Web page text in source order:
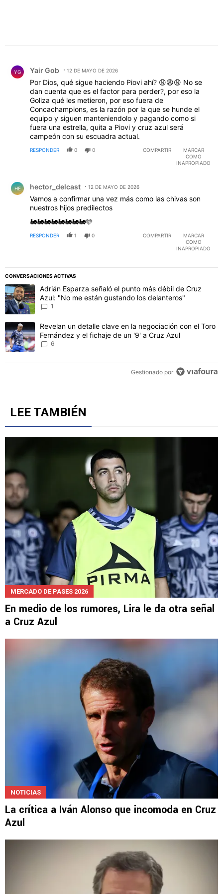
YG Yair Gob 12 DE MAYO DE 2026
Por Dios, qué sigue haciendo Piovi ahí? 😩😩😩 No se
dan cuenta que es el factor para perder?, por eso la
Goliza qué les metieron, por eso fuera de
Concachampions, es la razón por la que se hunde el
equipo y siguen manteniendolo y pagando como si
fuera una estrella, quita a Piovi y cruz azul será
campeón con su escuadra actual.
RESPONDER 0 0 COMPARTIR
MARCAR
COMO
INAPROPIADO
HE hector_delcast 12 DE MAYO DE 2026
Vamos a confirmar una vez más como las chivas son
nuestros hijos predilectos
🚂🚂🚂🚂🚂🚂🚂🚂🩵
RESPONDER 1 0 COMPARTIR
MARCAR
COMO
INAPROPIADO
CONVERSACIONES ACTIVAS
Este listado muestra los artículos con más comentarios en los
Un artículo de tendencia con el título "Adrián Esparza señaló el
Adrián Esparza señaló el punto más débil de Cruz
Azul: "No me están gustando los delanteros"
1
Un artículo de tendencia con el título "Revelan un detalle clave
Revelan un detalle clave en la negociación con el Toro
Fernández y el fichaje de un '9' a Cruz Azul
6
Gestionado por
LEE TAMBIÉN
MERCADO DE PASES 2026
En medio de los rumores, Lira le da otra señal
a Cruz Azul
NOTICIAS
La crítica a Iván Alonso que incomoda en Cruz
Azul